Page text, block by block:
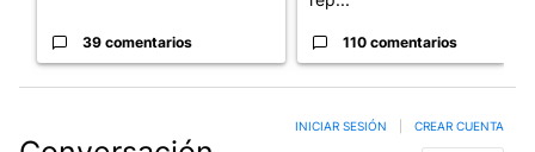
39 comentarios 110 comentarios
INICIAR SESIÓN CREAR CUENTA